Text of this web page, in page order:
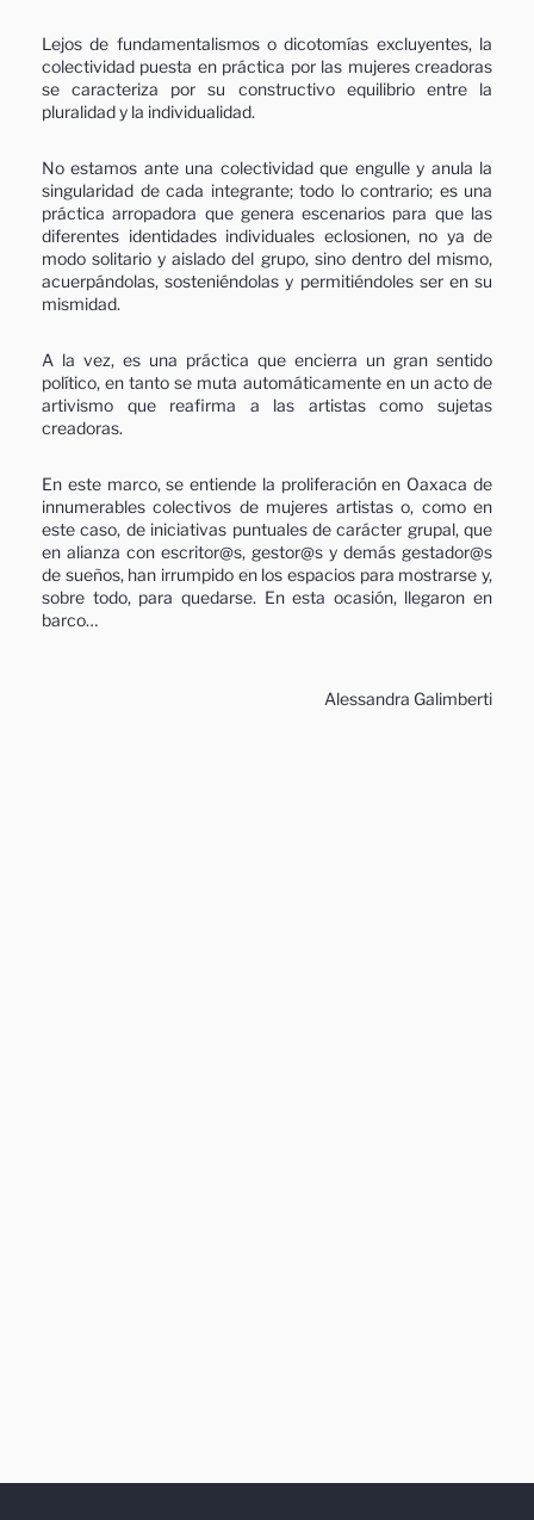
Lejos de fundamentalismos o dicotomías excluyentes, la
colectividad puesta en práctica por las mujeres creadoras
se caracteriza por su constructivo equilibrio entre la
pluralidad y la individualidad.
No estamos ante una colectividad que engulle y anula la
singularidad de cada integrante; todo lo contrario; es una
práctica arropadora que genera escenarios para que las
diferentes identidades individuales eclosionen, no ya de
modo solitario y aislado del grupo, sino dentro del mismo,
acuerpándolas, sosteniéndolas y permitiéndoles ser en su
mismidad.
A la vez, es una práctica que encierra un gran sentido
político, en tanto se muta automáticamente en un acto de
artivismo que reafirma a las artistas como sujetas
creadoras.
En este marco, se entiende la proliferación en Oaxaca de
innumerables colectivos de mujeres artistas o, como en
este caso, de iniciativas puntuales de carácter grupal, que
en alianza con escritor@s, gestor@s y demás gestador@s
de sueños, han irrumpido en los espacios para mostrarse y,
sobre todo, para quedarse. En esta ocasión, llegaron en
barco…
Alessandra Galimberti